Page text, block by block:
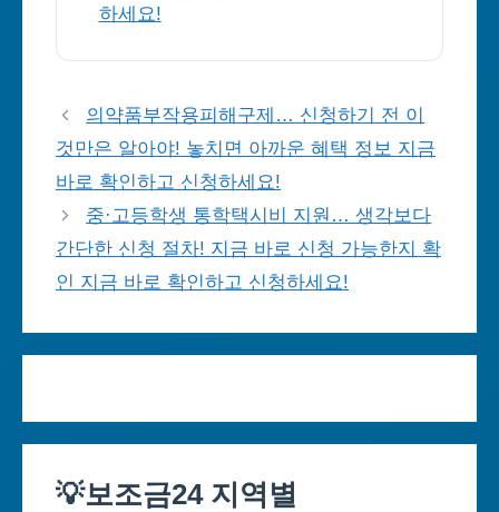
하세요!
의약품부작용피해구제… 신청하기 전 이
것만은 알아야! 놓치면 아까운 혜택 정보 지금
바로 확인하고 신청하세요!
중·고등학생 통학택시비 지원… 생각보다
간단한 신청 절차! 지금 바로 신청 가능한지 확
인 지금 바로 확인하고 신청하세요!
💡보조금24 지역별